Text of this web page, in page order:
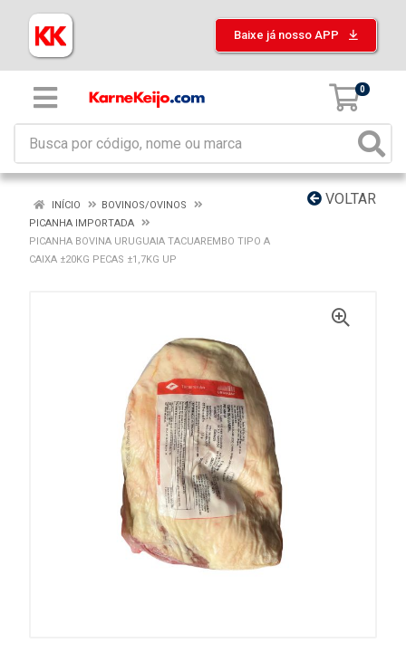
Baixe já nosso APP
0
VOLTAR
INÍCIO
BOVINOS/OVINOS
PICANHA IMPORTADA
PICANHA BOVINA URUGUAIA TACUAREMBO TIPO A
CAIXA ±20KG PECAS ±1,7KG UP